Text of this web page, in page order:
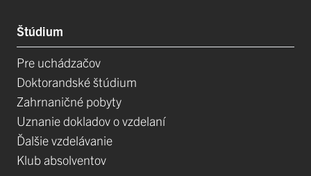
Štúdium
Pre uchádzačov
Doktorandské štúdium
Zahrnaničné pobyty
Uznanie dokladov o vzdelaní
Ďalšie vzdelávanie
Klub absolventov